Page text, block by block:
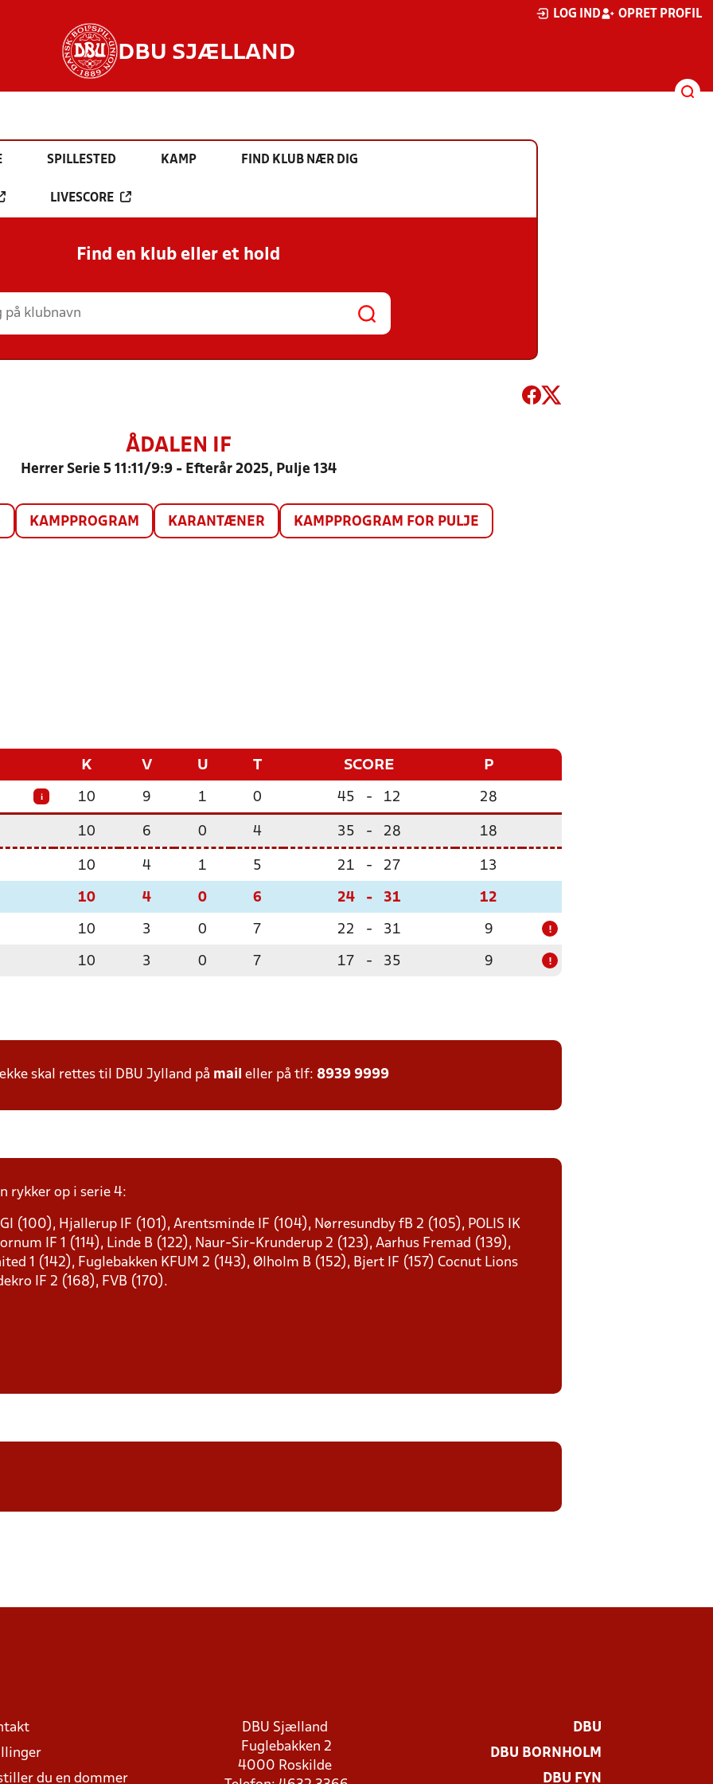
LOG IND OPRET PROFIL
DBU SJÆLLAND
SPILLESTED KAMP FIND KLUB NÆR DIG
LIVESCORE
Find en klub eller et hold
ÅDALEN IF
Herrer Serie 5 11:11/9:9 - Efterår 2025, Pulje 134
KAMPPROGRAM KARANTÆNER KAMPPROGRAM FOR PULJE
K V U T SCORE P
i 10 9 1 0 45 - 12 28
10 6 0 4 35 - 28 18
10 4 1 5 21 - 27 13
10 4 0 6 24 - 31 12
10 3 0 7 22 - 31 9 !
10 3 0 7 17 - 35 9 !
skal rettes til DBU Jylland på mail eller på tlf: 8939 9999
rykker op i serie 4:
(100), Hjallerup IF (101), Arentsminde IF (104), Nørresundby fB 2 (105), POLIS IK
IF 1 (114), Linde B (122), Naur-Sir-Krunderup 2 (123), Aarhus Fremad (139),
1 (142), Fuglebakken KFUM 2 (143), Ølholm B (152), Bjert IF (157) Cocnut Lions
IF 2 (168), FVB (170).
du en dommer
DBU Sjælland
Fuglebakken 2
4000 Roskilde
DBU
DBU BORNHOLM
DBU FYN